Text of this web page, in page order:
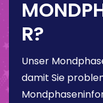
R?
Unser
damit Sie